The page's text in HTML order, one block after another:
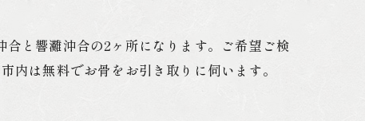
と響灘沖合の2ヶ所になります。ご希望ご検
内は無料でお骨をお引き取りに伺います。